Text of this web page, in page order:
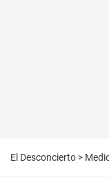
El Desconcierto >